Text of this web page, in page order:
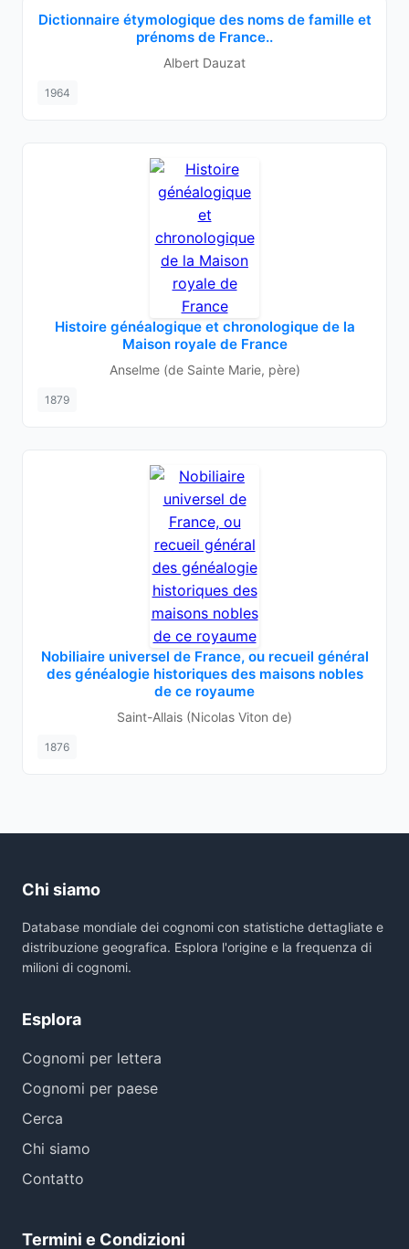
Dictionnaire étymologique des noms de famille et
prénoms de France..
Albert Dauzat
1964
Histoire généalogique et chronologique de la
Maison royale de France
Anselme (de Sainte Marie, père)
1879
Nobiliaire universel de France, ou recueil général
des généalogie historiques des maisons nobles
de ce royaume
Saint-Allais (Nicolas Viton de)
1876
Chi siamo
Database mondiale dei cognomi con statistiche dettagliate e
distribuzione geografica. Esplora l'origine e la frequenza di
milioni di cognomi.
Esplora
Cognomi per lettera
Cognomi per paese
Cerca
Chi siamo
Contatto
Termini e Condizioni